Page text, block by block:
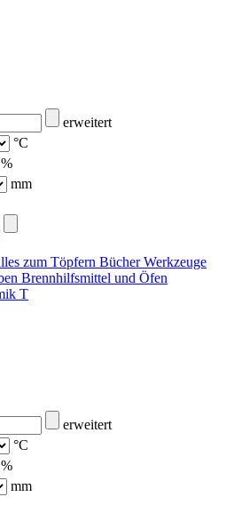
erweitert
°C
%
mm
erweitert
°C
%
mm